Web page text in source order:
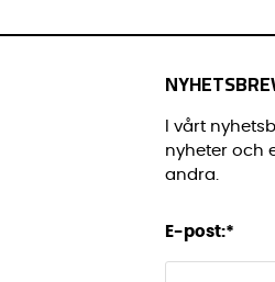
I vårt
nyheter och
andra.
E-post:*